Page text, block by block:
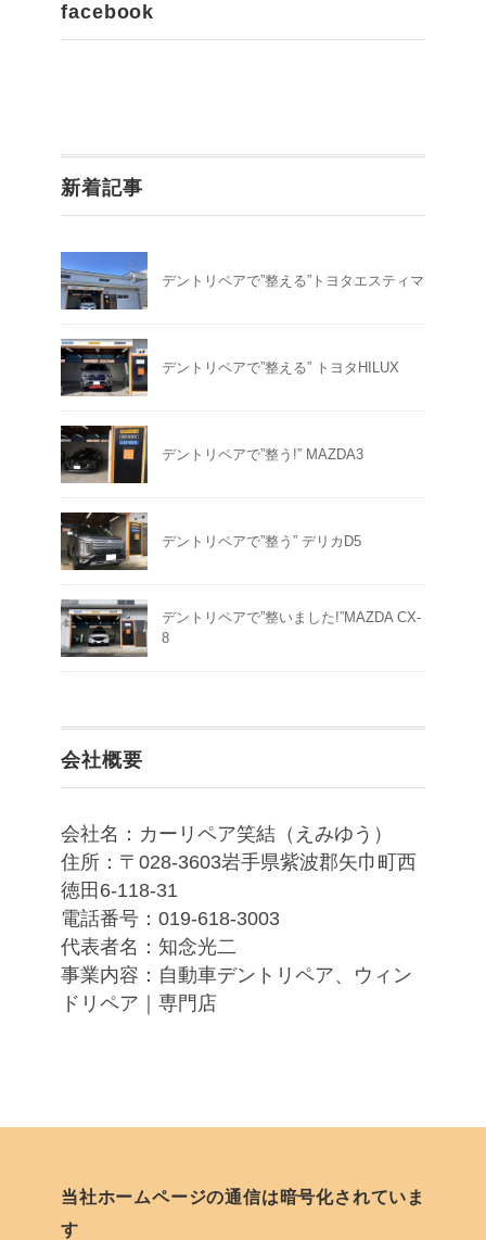
facebook
新着記事
デントリペアで”整える”トヨタエスティマ
デントリペアで”整える” トヨタHILUX
デントリペアで”整う!” MAZDA3
デントリペアで”整う” デリカD5
デントリペアで”整いました!”MAZDA CX-
8
会社概要
会社名：カーリペア笑結（えみゆう）
住所：〒028-3603岩手県紫波郡矢巾町西
徳田6-118-31
電話番号：019-618-3003
代表者名：知念光二
事業内容：自動車デントリペア、ウィン
ドリペア｜専門店
当社ホームページの通信は暗号化されていま
す